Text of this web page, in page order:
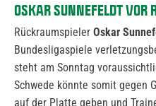
OSKAR SUNNEFELDT VOR
Rückraumspieler Oskar
Bundesligaspiele
steht am Sonntag
Schwede könnte somit gegen
auf der Platte geben und